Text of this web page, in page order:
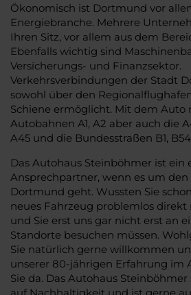
Ökonomisch ist Dortmund vor
Energiebranche. Mehrere
Ihren Sitz, vor allem aus dem
Ebenfalls wichtig sind
Versicherungs- und Finanzsektor.
Verkehrsverbindungen der Stadt
sowohl über den
Schiene ermöglicht. Mit dem Auto
Autobahnen A1, A2 aber auch die
A45 und die Bundesstraßen B1,
Das Autohaus Steinböhmer ist ein
Ansprechpartner, wenn es um
Dortmund geht. Wussten Sie
neues Fahrzeug problemlos direkt
und Sie erst uns gar nicht erst an
Standorte besuchen müssen.
Sie natürlich gerne willkommen
unserer 80-jährigen Erfahrung im
Sie da. Das Autohaus
auf Nachhaltigkeit und ist gerne